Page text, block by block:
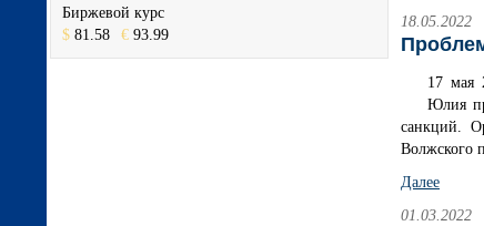
Биржевой курс
$ 81.58 € 93.99
18.05.2022
17 мая
Юлия
санкций.
Волжского
Далее
01.03.2022